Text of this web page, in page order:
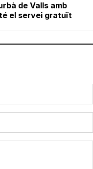
de Valls amb
el servei gratuït